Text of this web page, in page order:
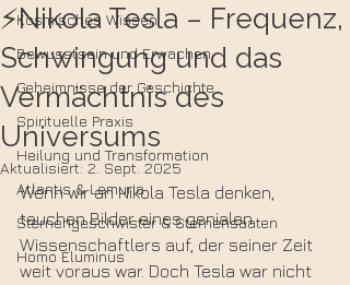
Kosmisches Wissen
Bewusstsein und Erwachen
Geheimnisse der Geschichte
Spirituelle Praxis
Heilung und Transformation
Atlantis & Lemuria
Sternengeschwister & Sternensaaten
Homo Eluminus
⚡Nikola Tesla – Frequenz,
Schwingung und das
Vermächtnis des
Universums
Aktualisiert: 2. Sept. 2025
Wenn wir an Nikola Tesla denken,
tauchen Bilder eines genialen
Wissenschaftlers auf, der seiner Zeit
weit voraus war. Doch Tesla war nicht